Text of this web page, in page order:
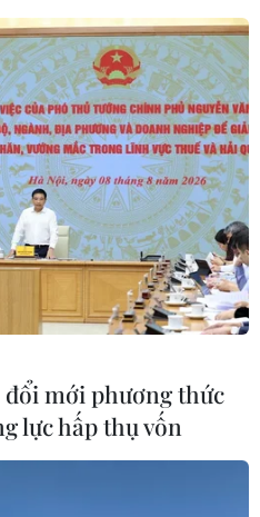
giãn cách: Lạc
quan
phòng, chống COVID-
kinh nghiệm trên tinh thần
kể cả các ý kiến trái chiều,
hợp.
mới phương thức
lực hấp thụ vốn